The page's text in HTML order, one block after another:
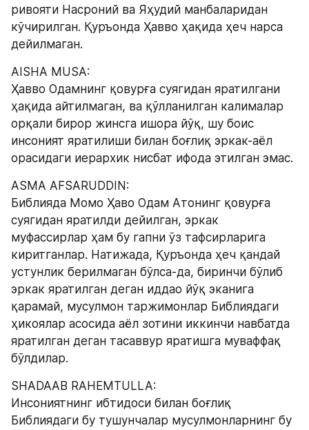
ривояти Насроний ва Яҳудий манбаларидан
кўчирилган. Қуръонда Ҳавво ҳақида ҳеч нарса
дейилмаган.
AISHA MUSA:
Ҳавво Одамнинг қовурға суягидан яратилгани
ҳақида айтилмаган, ва қўлланилган калималар
орқали бирор жинсга ишора йўқ, шу боис
инсоният яратилиши билан боғлиқ эркак-аёл
орасидаги иерархик нисбат ифода этилган эмас.
ASMA AFSARUDDIN:
Библияда Момо Ҳаво Одам Атонинг қовурға
суягидан яратилди дейилган, эркак
муфассирлар ҳам бу гапни ўз тафсирларига
киритганлар. Натижада, Қуръонда ҳеч қандай
устунлик берилмаган бўлса-да, биринчи бўлиб
эркак яратилган деган иддао йўқ эканига
қарамай, мусулмон таржимонлар Библиядаги
ҳикоялар асосида аёл зотини иккинчи навбатда
яратилган деган тасаввур яратишга муваффақ
бўлдилар.
SHADAAB RAHEMTULLA:
Инсониятнинг ибтидоси билан боғлиқ
Библиядаги бу тушунчалар мусулмонларнинг бу